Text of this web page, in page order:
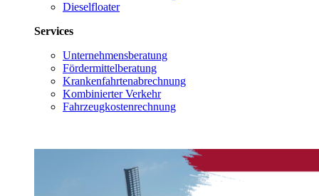
Dieselfloater
Services
Unternehmensberatung
Fördermittelberatung
Krankenfahrtenabrechnung
Kombinierter Verkehr
Fahrzeugkostenrechnung